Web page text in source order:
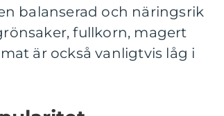
balanserad och näringsrik
fullkorn, magert
är också vanligtvis låg i